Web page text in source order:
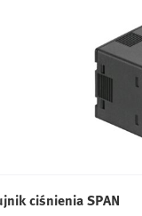
ciśnienia SPAN